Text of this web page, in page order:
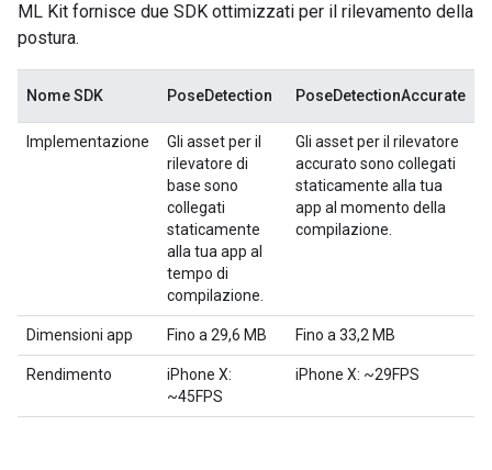
ML Kit fornisce due SDK ottimizzati per il rilevamento della
postura.
Nome SDK PoseDetection PoseDetectionAccurate
Implementazione
Gli asset per il
rilevatore di
base sono
collegati
staticamente
alla tua app al
tempo di
compilazione.
Gli asset per il rilevatore
accurato sono collegati
staticamente alla tua
app al momento della
compilazione.
Dimensioni app Fino a 29,6 MB Fino a 33,2 MB
Rendimento
iPhone X:
~45FPS
iPhone X: ~29FPS